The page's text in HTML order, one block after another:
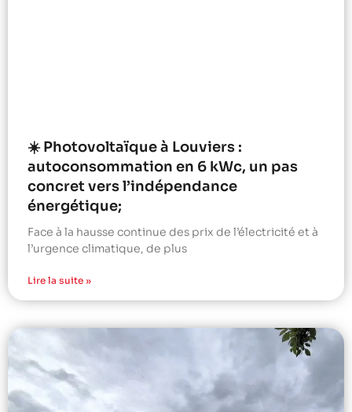
☀️ Photovoltaïque à Louviers :
autoconsommation en 6 kWc, un pas
concret vers l’indépendance
énergétique;
Face à la hausse continue des prix de l’électricité et à
l’urgence climatique, de plus
Lire la suite »